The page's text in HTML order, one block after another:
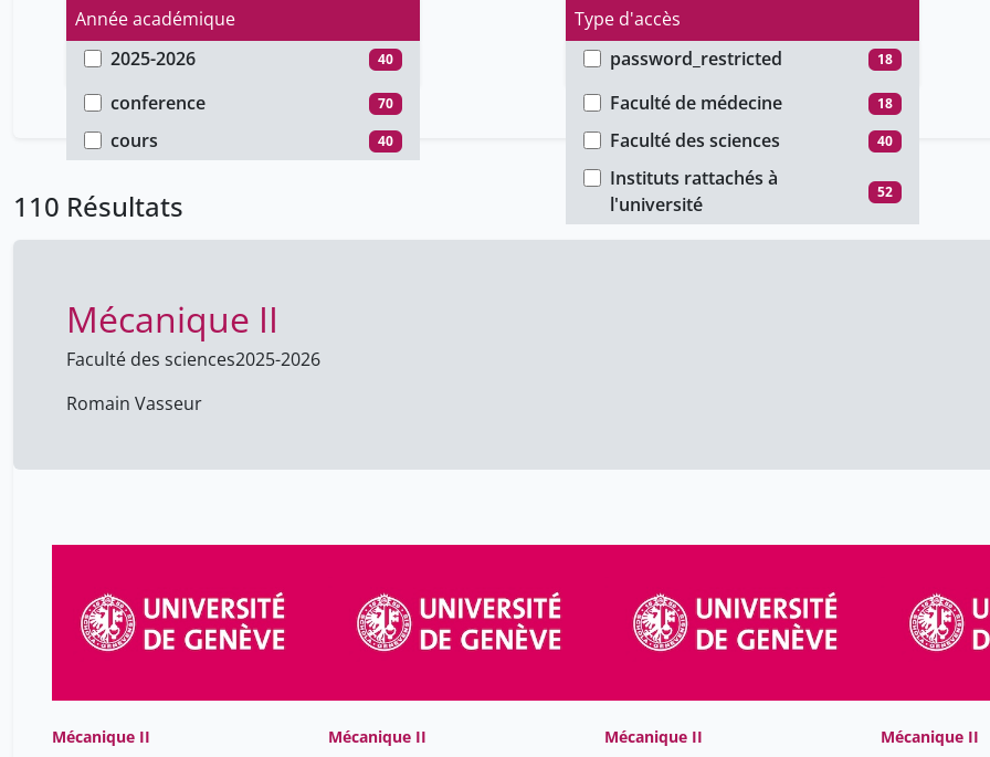
Année académique
2025-2026
40
2021-2022 52
2020-2021 18
Type d'accès
password_restricted
18
public 52
unige_restricted 40
Type de document
conference
70
cours 40
Faculté
Faculté de médecine
18
Faculté des sciences 40
Instituts rattachés à
l'université
52
110 Résultats
Mécanique II
Faculté des sciences2025-2026
Romain Vasseur
Mécanique II
Mécanique II
Mécanique II
Mécanique II